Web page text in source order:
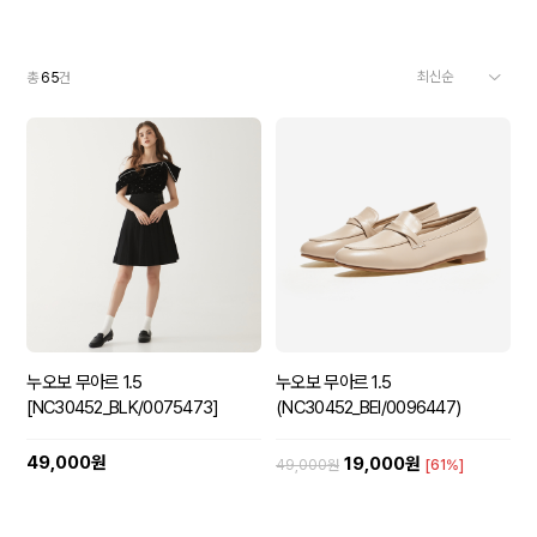
총 65건
누오보 무아르 1.5
[NC30452_BLK/0075473]
49,000원
누오보 무아르 1.5
(NC30452_BEI/0096447)
49,000원 19,000원 [61%]